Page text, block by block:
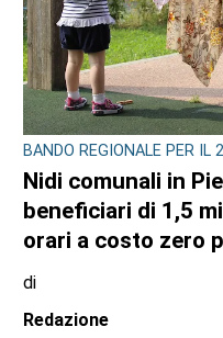
BANDO REGIONALE PER IL
Nidi comunali in
beneficiari di 1,5
orari a costo zero
di
Redazione